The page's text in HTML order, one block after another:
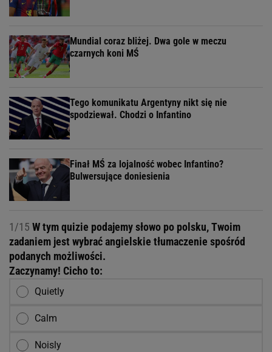
Mundial coraz bliżej. Dwa gole w meczu
czarnych koni MŚ
Tego komunikatu Argentyny nikt się nie
spodziewał. Chodzi o Infantino
Finał MŚ za lojalność wobec Infantino?
Bulwersujące doniesienia
1/15 W tym quizie podajemy słowo po polsku, Twoim
zadaniem jest wybrać angielskie tłumaczenie spośród
podanych możliwości.
Zaczynamy! Cicho to:
Quietly
Calm
Noisly